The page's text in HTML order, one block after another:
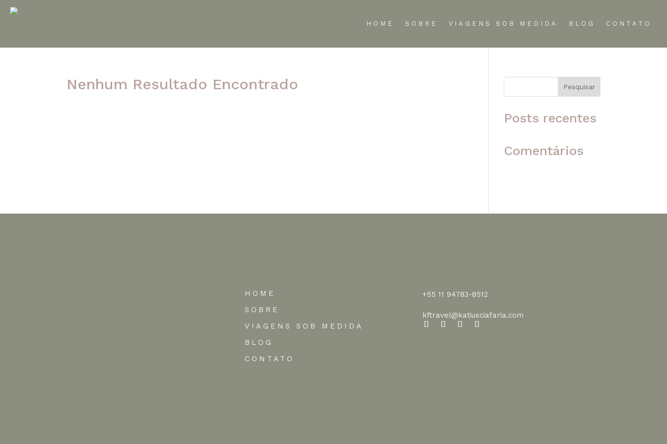
HOME SOBRE VIAGENS SOB MEDIDA BLOG CONTATO
Nenhum Resultado Encontrado Pesquisar
Posts recentes
Comentários
HOME
SOBRE
VIAGENS SOB MEDIDA
BLOG
CONTATO
+55 11 94783-8512
kftravel@katiusciafaria.com